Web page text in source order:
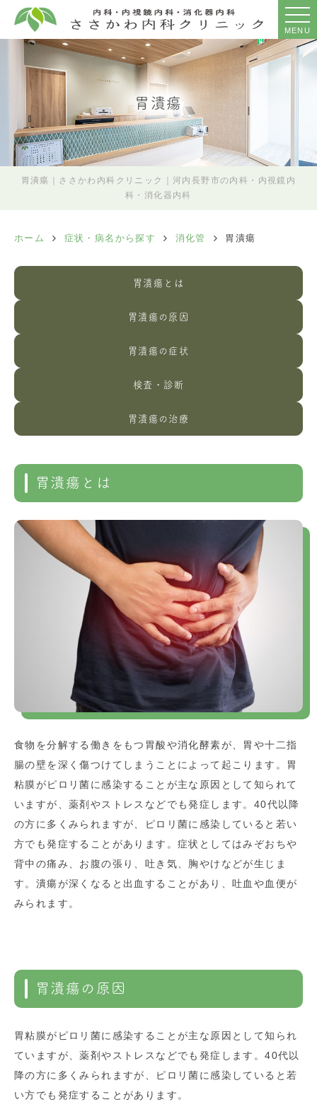
MENU
胃潰瘍
胃潰瘍｜ささかわ内科クリニック｜河内長野市の内科・内視鏡内
科・消化器内科
ホーム 症状・病名から探す 消化管 胃潰瘍
胃潰瘍とは
胃潰瘍の原因
胃潰瘍の症状
検査・診断
胃潰瘍の治療
胃潰瘍とは
食物を分解する働きをもつ胃酸や消化酵素が、胃や十二指
腸の壁を深く傷つけてしまうことによって起こります。胃
粘膜がピロリ菌に感染することが主な原因として知られて
いますが、薬剤やストレスなどでも発症します。40代以降
の方に多くみられますが、ピロリ菌に感染していると若い
方でも発症することがあります。症状としてはみぞおちや
背中の痛み、お腹の張り、吐き気、胸やけなどが生じま
す。潰瘍が深くなると出血することがあり、吐血や血便が
みられます。
胃潰瘍の原因
胃粘膜がピロリ菌に感染することが主な原因として知られ
ていますが、薬剤やストレスなどでも発症します。40代以
降の方に多くみられますが、ピロリ菌に感染していると若
い方でも発症することがあります。